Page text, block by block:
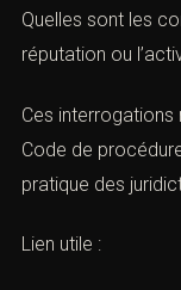
Quelles sont les
réputation ou
Ces interrogations
du Code de
la pratique des
Lien utile :